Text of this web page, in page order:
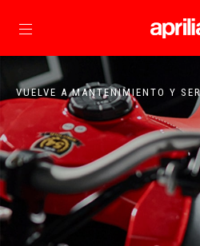
Ir al
VUELVE A MANTENIMIENTO Y